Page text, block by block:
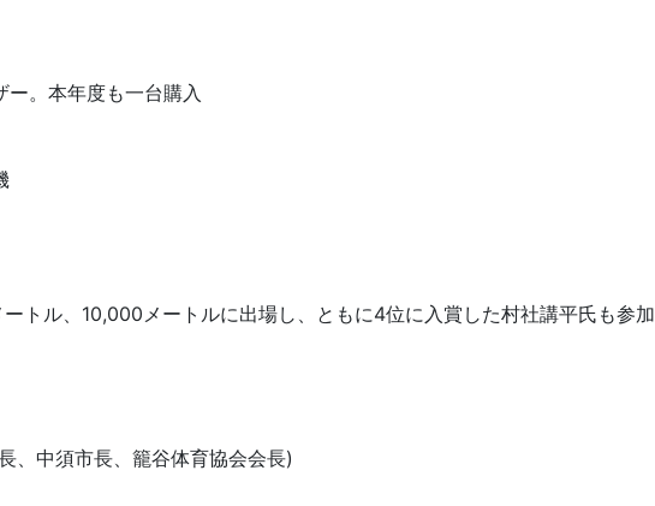
ー。本年度も一台購入
トル、10,000メートルに出場し、ともに4位に入賞した村社講平氏も参加
、中須市長、籠谷体育協会会長)